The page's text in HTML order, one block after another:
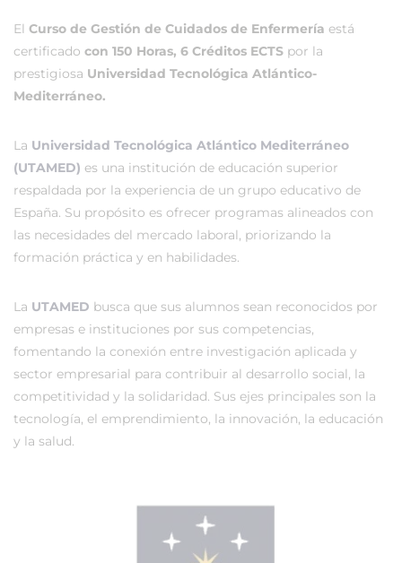
El Curso de Gestión de Cuidados de Enfermería está
certificado con 150 Horas, 6 Créditos ECTS por la
prestigiosa Universidad Tecnológica Atlántico-
Mediterráneo.
La Universidad Tecnológica Atlántico Mediterráneo
(UTAMED) es una institución de educación superior
respaldada por la experiencia de un grupo educativo de
España. Su propósito es ofrecer programas alineados con
las necesidades del mercado laboral, priorizando la
formación práctica y en habilidades.
La UTAMED busca que sus alumnos sean reconocidos por
empresas e instituciones por sus competencias,
fomentando la conexión entre investigación aplicada y
sector empresarial para contribuir al desarrollo social, la
competitividad y la solidaridad. Sus ejes principales son la
tecnología, el emprendimiento, la innovación, la educación
y la salud.